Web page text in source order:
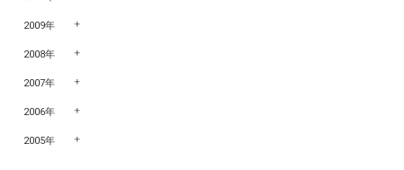
2009年
2008年
2007年
2006年
2005年